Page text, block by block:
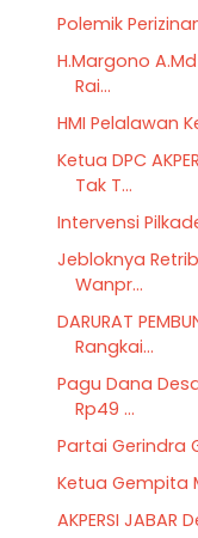
Polemik
H.Margono
Rai...
HMI Pelalawan
Ketua DPC
Tak T...
Intervensi
Jebloknya
Wanpr...
DARURAT
Rangkai...
Pagu Dana
Rp49 ...
Partai Gerindra
Ketua Gempita
AKPERSI